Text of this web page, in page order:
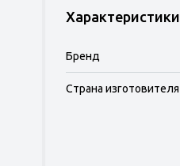
Характеристики
Бренд
Страна изготовителя